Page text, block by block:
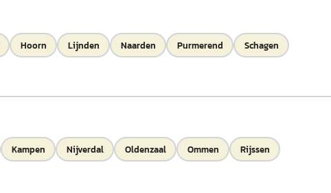
Hoorn Lijnden Naarden Purmerend
Schagen
Kampen Nijverdal Oldenzaal Ommen
Rijssen